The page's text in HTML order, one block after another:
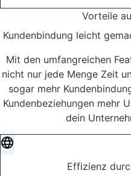
Vorteile
Kundenbindung leicht
Mit den umfangreichen
nicht nur jede Menge Zeit
sogar mehr
Kundenbeziehungen mehr
dein
Effizienz